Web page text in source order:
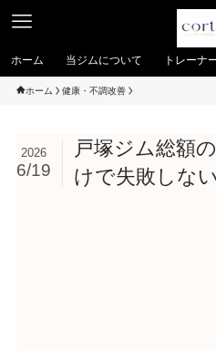
ホーム 当ジムについて トレーナ
ホーム 健康・不調改善
戸塚ジム総額
けで失敗しな
2026
6/19